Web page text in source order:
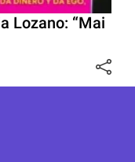
Lozano: “Mai